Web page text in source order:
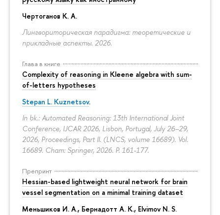
Чертоганов К. А.
Лингвориторическая парадигма: теоретические и
прикладные аспекты. 2026.
Глава в книге
Complexity of reasoning in Kleene algebra with sum-
of-letters hypotheses
Stepan L. Kuznetsov.
In bk.: Automated Reasoning: 13th International Joint
Conference, IJCAR 2026, Lisbon, Portugal, July 26–29,
2026, Proceedings, Part II. (LNCS, volume 16689). Vol.
16689. Cham: Springer, 2026. P. 161-177.
Препринт
Hessian-based lightweight neural network for brain
vessel segmentation on a minimal training dataset
Меньшиков И. А., Бернадотт А. К., Elvimov N. S.